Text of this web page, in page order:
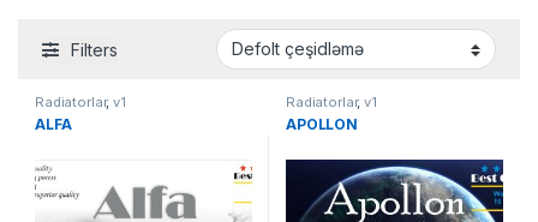
Filters
Radiatorlar,v1
ALFA
Radiatorlar,v1
APOLLON